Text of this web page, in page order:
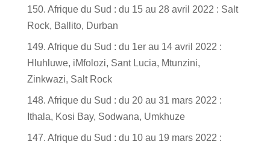
150. Afrique du Sud : du 15 au 28 avril 2022 : Salt
Rock, Ballito, Durban
149. Afrique du Sud : du 1er au 14 avril 2022 :
Hluhluwe, iMfolozi, Sant Lucia, Mtunzini,
Zinkwazi, Salt Rock
148. Afrique du Sud : du 20 au 31 mars 2022 :
Ithala, Kosi Bay, Sodwana, Umkhuze
147. Afrique du Sud : du 10 au 19 mars 2022 :